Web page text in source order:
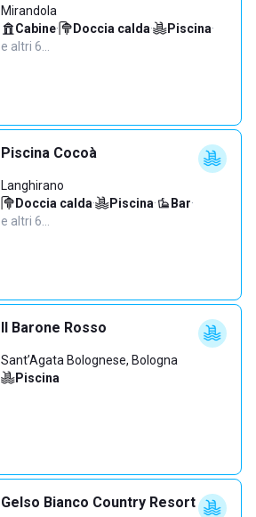
Mirandola
Cabine· Doccia calda· Piscina·
e altri 6…
Piscina Cocoà
Langhirano
Doccia calda· Piscina· Bar·
e altri 6…
Il Barone Rosso
Sant’Agata Bolognese, Bologna
Piscina
Gelso Bianco Country Resort